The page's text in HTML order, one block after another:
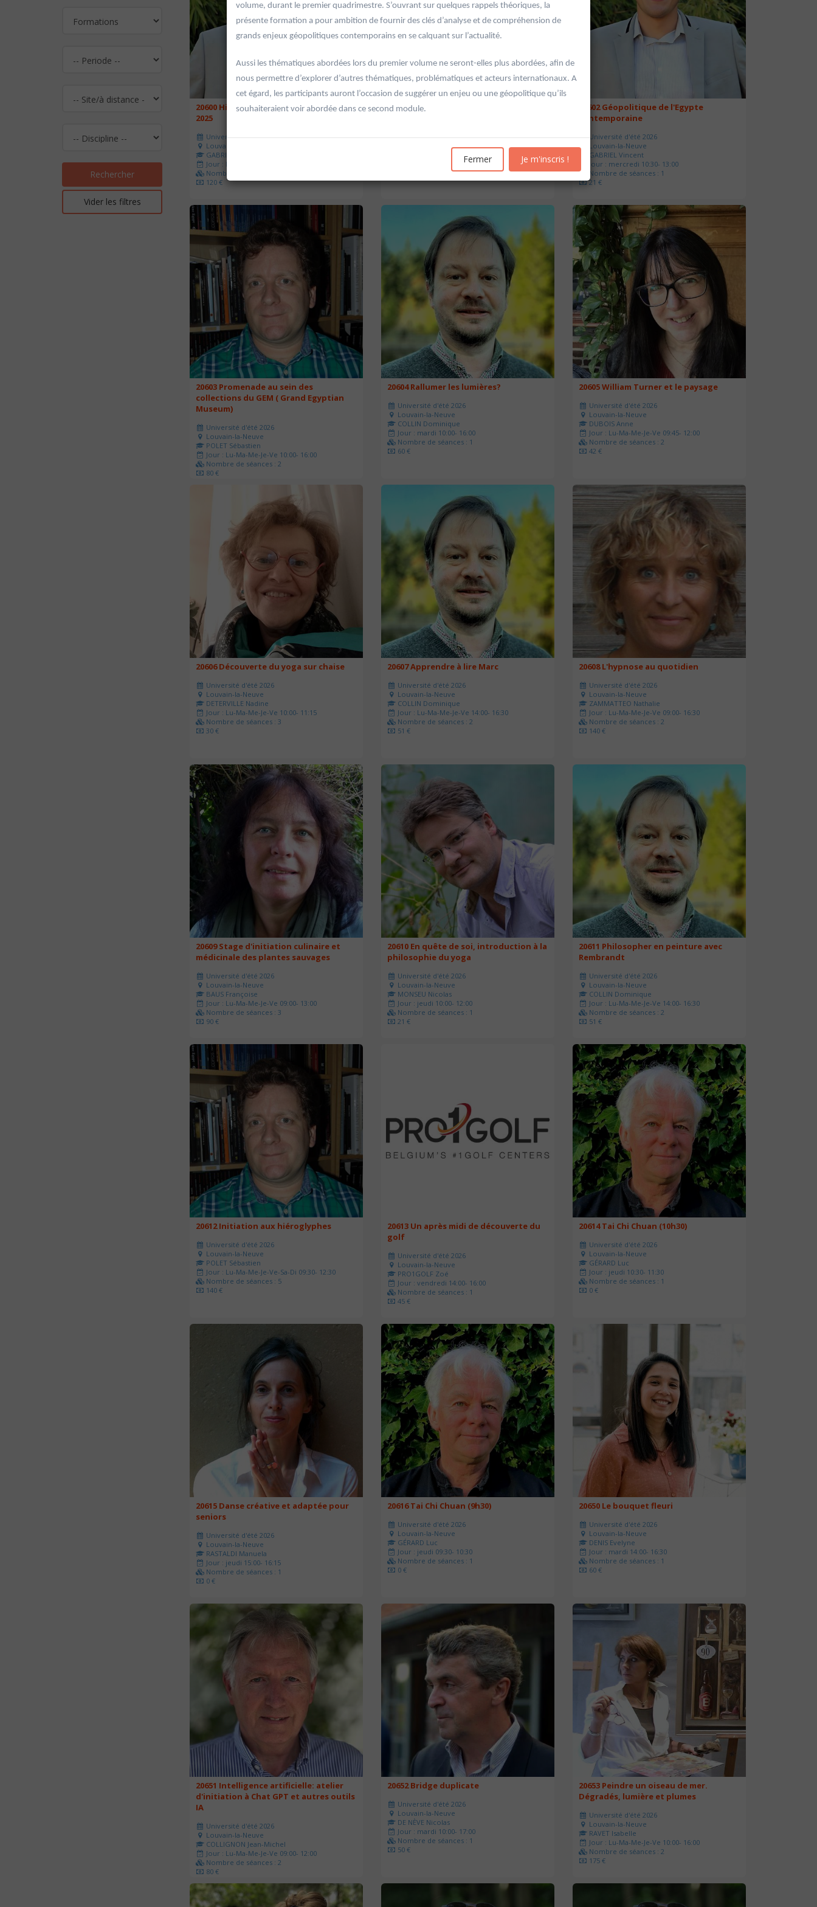
Rechercher
Vider les filtres
20600 Histoire de l'Allemagne de 1871 à
2025
Université d'été 2026
Louvain-la-Neuve
GABRIEL Vincent
Jour : Lu-Ma-Me-Je-Ve 10:30- 13:00
Nombre de séances : 5
120 €
20601 Géopolitique de l'énergie
Nombre de séances : 5
20602 Géopolitique de l'Egypte
contemporaine
Université d'été 2026
Louvain-la-Neuve
GABRIEL Vincent
Jour : mercredi 10:30- 13:00
Nombre de séances : 1
21 €
20603 Promenade au sein des
collections du GEM ( Grand Egyptian
Museum)
Université d'été 2026
Louvain-la-Neuve
POLET Sébastien
Jour : Lu-Ma-Me-Je-Ve 10:00- 16:00
Nombre de séances : 2
80 €
20604 Rallumer les lumières?
Université d'été 2026
Louvain-la-Neuve
COLLIN Dominique
Jour : mardi 10:00- 16:00
Nombre de séances : 1
60 €
20605 William Turner et le paysage
Université d'été 2026
Louvain-la-Neuve
DUBOIS Anne
Jour : Lu-Ma-Me-Je-Ve 09:45- 12:00
Nombre de séances : 2
42 €
20606 Découverte du yoga sur chaise
Université d'été 2026
Louvain-la-Neuve
DETERVILLE Nadine
Jour : Lu-Ma-Me-Je-Ve 10:00- 11:15
Nombre de séances : 3
30 €
20607 Apprendre à lire Marc
Université d'été 2026
Louvain-la-Neuve
COLLIN Dominique
Jour : Lu-Ma-Me-Je-Ve 14:00- 16:30
Nombre de séances : 2
51 €
20608 L'hypnose au quotidien
Université d'été 2026
Louvain-la-Neuve
ZAMMATTEO Nathalie
Jour : Lu-Ma-Me-Je-Ve 09:00- 16:30
Nombre de séances : 2
140 €
20609 Stage d'initiation culinaire et
médicinale des plantes sauvages
Université d'été 2026
Louvain-la-Neuve
BAUS Françoise
Jour : Lu-Ma-Me-Je-Ve 09:00- 13:00
Nombre de séances : 3
90 €
20610 En quête de soi, introduction à la
philosophie du yoga
Université d'été 2026
Louvain-la-Neuve
MONSEU Nicolas
Jour : jeudi 10:00- 12:00
Nombre de séances : 1
21 €
20611 Philosopher en peinture avec
Rembrandt
Université d'été 2026
Louvain-la-Neuve
COLLIN Dominique
Jour : Lu-Ma-Me-Je-Ve 14:00- 16:30
Nombre de séances : 2
51 €
20612 Initiation aux hiéroglyphes
Université d'été 2026
Louvain-la-Neuve
POLET Sébastien
Jour : Lu-Ma-Me-Je-Ve-Sa-Di 09:30- 12:30
Nombre de séances : 5
140 €
20613 Un après midi de découverte du
golf
Université d'été 2026
Louvain-la-Neuve
PRO1GOLF Zoé
Jour : vendredi 14:00- 16:00
Nombre de séances : 1
45 €
20614 Tai Chi Chuan (10h30)
Université d'été 2026
Louvain-la-Neuve
GÉRARD Luc
Jour : jeudi 10:30- 11:30
Nombre de séances : 1
0 €
20615 Danse créative et adaptée pour
seniors
Université d'été 2026
Louvain-la-Neuve
RASTALDI Manuela
Jour : jeudi 15:00- 16:15
Nombre de séances : 1
0 €
20616 Tai Chi Chuan (9h30)
Université d'été 2026
Louvain-la-Neuve
GÉRARD Luc
Jour : jeudi 09:30- 10:30
Nombre de séances : 1
0 €
20650 Le bouquet fleuri
Université d'été 2026
Louvain-la-Neuve
DENIS Evelyne
Jour : mardi 14:00- 16:30
Nombre de séances : 1
60 €
20651 Intelligence artificielle: atelier
d'initiation à Chat GPT et autres outils
IA
Université d'été 2026
Louvain-la-Neuve
COLLIGNON Jean-Michel
Jour : Lu-Ma-Me-Je-Ve 09:00- 12:00
Nombre de séances : 2
80 €
20652 Bridge duplicate
Université d'été 2026
Louvain-la-Neuve
DE NÈVE Nicolas
Jour : mardi 10:00- 17:00
Nombre de séances : 1
50 €
20653 Peindre un oiseau de mer.
Dégradés, lumière et plumes
Université d'été 2026
Louvain-la-Neuve
RAVET Isabelle
Jour : Lu-Ma-Me-Je-Ve 10:00- 16:00
Nombre de séances : 2
175 €
volume, durant le premier quadrimestre. S’ouvrant sur quelques rappels théoriques, la
présente formation a pour ambition de fournir des clés d’analyse et de compréhension de
grands enjeux géopolitiques contemporains en se calquant sur l’actualité.
Aussi les thématiques abordées lors du premier volume ne seront-elles plus abordées, afin de
nous permettre d’explorer d’autres thématiques, problématiques et acteurs internationaux. A
cet égard, les participants auront l’occasion de suggérer un enjeu ou une géopolitique qu’ils
souhaiteraient voir abordée dans ce second module.
Fermer Je m'inscris !